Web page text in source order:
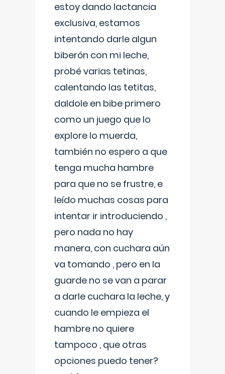
estoy dando lactancia
exclusiva, estamos
intentando darle algun
biberón con mi leche,
probé varias tetinas,
calentando las tetitas,
daldole en bibe primero
como un juego que lo
explore lo muerda,
también no espero a que
tenga mucha hambre
para que no se frustre, e
leído muchas cosas para
intentar ir introduciendo ,
pero nada no hay
manera, con cuchara aún
va tomando , pero en la
guarde no se van a parar
a darle cuchara la leche, y
cuando le empieza el
hambre no quiere
tampoco , que otras
opciones puedo tener?